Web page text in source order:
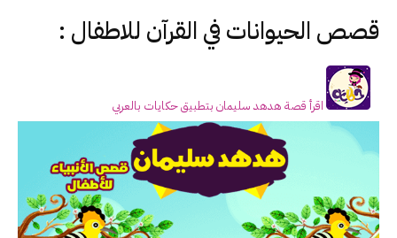
قصص الحيوانات في القرآن للاطفال :
اقرأ قصة هدهد سليمان بتطبيق حكايات بالعربي